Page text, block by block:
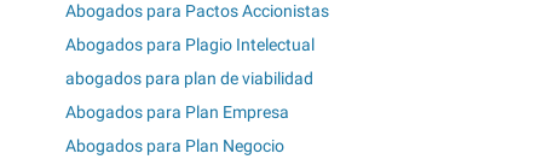
Abogados para Pactos Accionistas
Abogados para Plagio Intelectual
abogados para plan de viabilidad
Abogados para Plan Empresa
Abogados para Plan Negocio